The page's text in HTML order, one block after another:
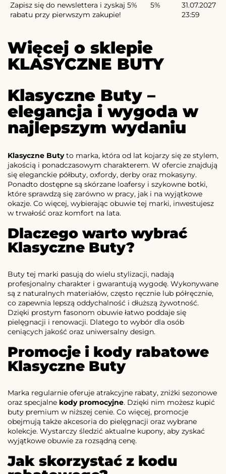
Zapisz się do newslettera i zyskaj 5%
rabatu przy pierwszym zakupie!
5%
31.07.2027
23:59
Więcej o sklepie
KLASYCZNE BUTY
Klasyczne Buty –
elegancja i wygoda w
najlepszym wydaniu
Klasyczne Butyto marka, która od lat kojarzy się ze stylem,
jakością i ponadczasowym charakterem. W ofercie znajdują
się eleganckie półbuty, oxfordy, derby oraz mokasyny.
Ponadto dostępne są skórzane loafersy i szykowne botki,
które sprawdzą się zarówno w pracy, jak i na wyjątkowe
okazje. Co więcej, wybierając obuwie tej marki, inwestujesz
w trwałość oraz komfort na lata.
Dlaczego warto wybrać
Klasyczne Buty?
Buty tej marki pasują do wielu stylizacji, nadają
profesjonalny charakter i gwarantują wygodę. Wykonywane
są z naturalnych materiałów, często ręcznie lub półręcznie,
co zapewnia lepszą oddychalność i dłuższą żywotność.
Dzięki prostym fasonom obuwie łatwo poddaje się
pielęgnacji i renowacji. Dlatego to wybór dla osób
ceniących jakość oraz uniwersalny design.
Promocje i kody rabatowe
Klasyczne Buty
Marka regularnie oferuje atrakcyjne rabaty, zniżki sezonowe
oraz specjalne kody promocyjne. Dzięki nim możesz kupić
buty premium w niższej cenie. Co więcej, promocje
obejmują także akcesoria do pielęgnacji oraz wybrane
kolekcje. Wystarczy śledzić aktualne kupony, aby zyskać
wyjątkowe obuwie za rozsądną cenę.
Jak skorzystać z kodu